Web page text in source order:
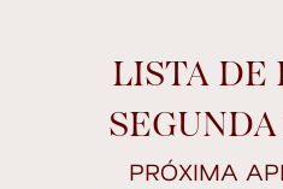
LISTA DE
PRÓXIMA